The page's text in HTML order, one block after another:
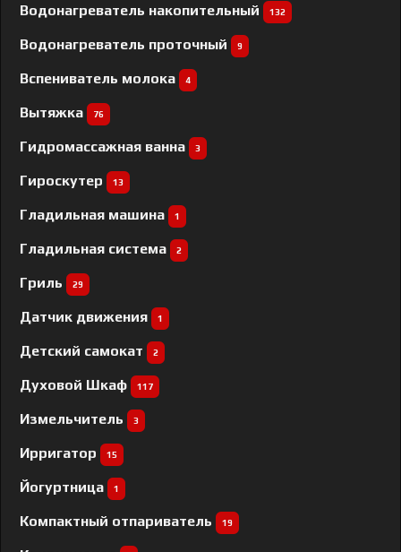
Водонагреватель накопительный 132
Водонагреватель проточный 9
Вспениватель молока 4
Вытяжка 76
Гидромассажная ванна 3
Гироскутер 13
Гладильная машина 1
Гладильная система 2
Гриль 29
Датчик движения 1
Детский самокат 2
Духовой Шкаф 117
Измельчитель 3
Ирригатор 15
Йогуртница 1
Компактный отпариватель 19